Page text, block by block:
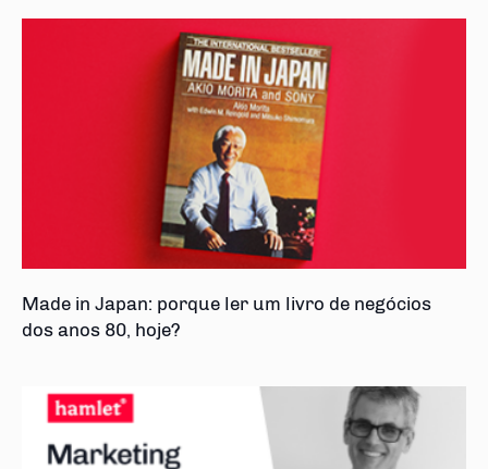
Made in Japan: porque ler um livro de negócios
dos anos 80, hoje?